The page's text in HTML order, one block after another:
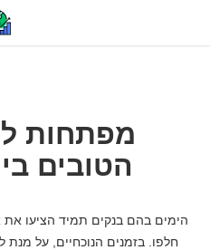
מפתחות
הטובים
הימים בהם בנקים תמיד הציעו
חלפו. בזמנים הנוכחיים, על מנת